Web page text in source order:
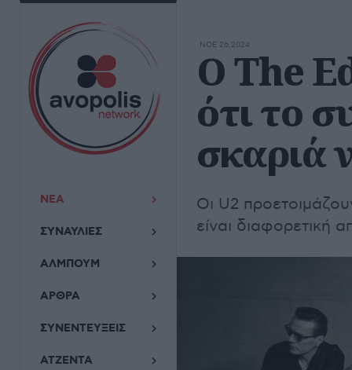
ΝΕΑ
ΣΥΝΑΥΛΙΕΣ
ΑΛΜΠΟΥΜ
ΑΡΘΡΑ
ΣΥΝΕΝΤΕΥΞΕΙΣ
ΑΤΖΕΝΤΑ
ΝΟΕ 26,2024
Ο The
ότι το
σκαριά
Οι U2
είναι διαφορετική